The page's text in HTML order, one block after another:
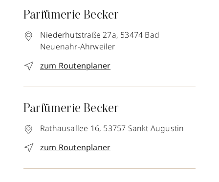
Parfümerie Becker
Niederhutstraße 27a, 53474 Bad
Neuenahr-Ahrweiler
zum Routenplaner
Parfümerie Becker
Rathausallee 16, 53757 Sankt Augustin
zum Routenplaner